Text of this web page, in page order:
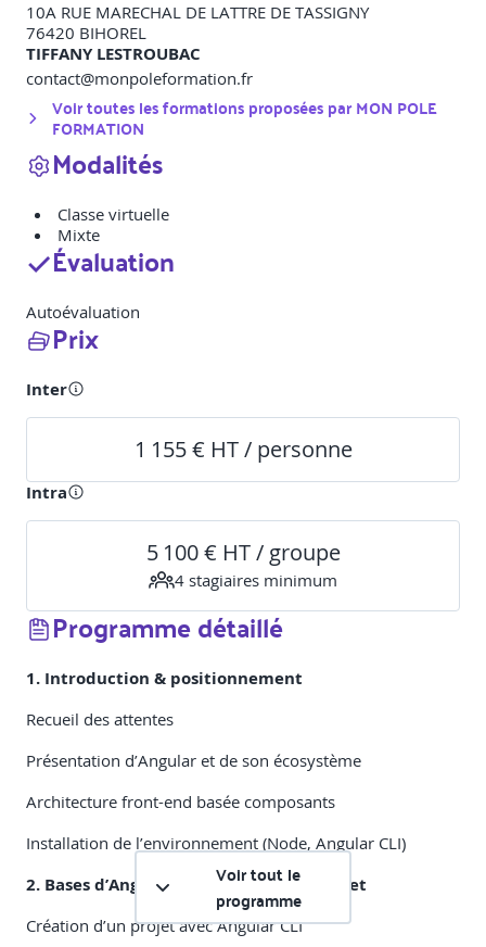
10A RUE MARECHAL DE LATTRE DE TASSIGNY
76420 BIHOREL
TIFFANY LESTROUBAC
contact@monpoleformation.fr
Voir toutes les formations proposées parMON POLE
FORMATION
Modalités
Classe virtuelle
Mixte
Évaluation
Autoévaluation
Prix
Inter
1 155 € HT / personne
Intra
5 100 € HT / groupe
4 stagiaires minimum
Programme détaillé
1. Introduction & positionnement
Recueil des attentes
Présentation d’Angular et de son écosystème
Architecture front-end basée composants
Installation de l’environnement (Node, Angular CLI)
2. Bases d’Angular & structure d’un projet
Création d’un projet avec Angular CLI
Voir tout le
programme